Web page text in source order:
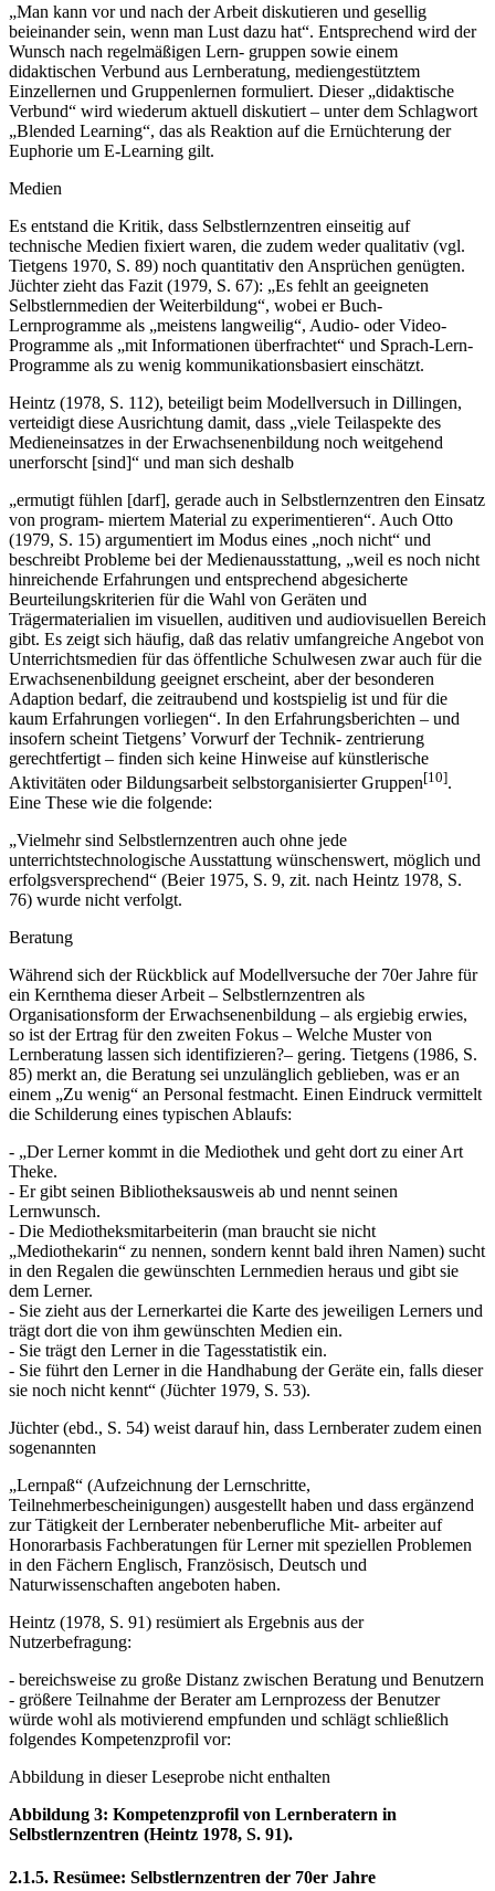
„Man kann vor und nach der Arbeit diskutieren und gesellig
beieinander sein, wenn man Lust dazu hat“. Entsprechend wird der
Wunsch nach regelmäßigen Lern- gruppen sowie einem
didaktischen Verbund aus Lernberatung, mediengestütztem
Einzellernen und Gruppenlernen formuliert. Dieser „didaktische
Verbund“ wird wiederum aktuell diskutiert – unter dem Schlagwort
„Blended Learning“, das als Reaktion auf die Ernüchterung der
Euphorie um E-Learning gilt.
Medien
Es entstand die Kritik, dass Selbstlernzentren einseitig auf
technische Medien fixiert waren, die zudem weder qualitativ (vgl.
Tietgens 1970, S. 89) noch quantitativ den Ansprüchen genügten.
Jüchter zieht das Fazit (1979, S. 67): „Es fehlt an geeigneten
Selbstlernmedien der Weiterbildung“, wobei er Buch-
Lernprogramme als „meistens langweilig“, Audio- oder Video-
Programme als „mit Informationen überfrachtet“ und Sprach-Lern-
Programme als zu wenig kommunikationsbasiert einschätzt.
Heintz (1978, S. 112), beteiligt beim Modellversuch in Dillingen,
verteidigt diese Ausrichtung damit, dass „viele Teilaspekte des
Medieneinsatzes in der Erwachsenenbildung noch weitgehend
unerforscht [sind]“ und man sich deshalb
„ermutigt fühlen [darf], gerade auch in Selbstlernzentren den Einsatz
von program- miertem Material zu experimentieren“. Auch Otto
(1979, S. 15) argumentiert im Modus eines „noch nicht“ und
beschreibt Probleme bei der Medienausstattung, „weil es noch nicht
hinreichende Erfahrungen und entsprechend abgesicherte
Beurteilungskriterien für die Wahl von Geräten und
Trägermaterialien im visuellen, auditiven und audiovisuellen Bereich
gibt. Es zeigt sich häufig, daß das relativ umfangreiche Angebot von
Unterrichtsmedien für das öffentliche Schulwesen zwar auch für die
Erwachsenenbildung geeignet erscheint, aber der besonderen
Adaption bedarf, die zeitraubend und kostspielig ist und für die
kaum Erfahrungen vorliegen“. In den Erfahrungsberichten – und
insofern scheint Tietgens’ Vorwurf der Technik- zentrierung
gerechtfertigt – finden sich keine Hinweise auf künstlerische
Aktivitäten oder Bildungsarbeit selbstorganisierter Gruppen[10].
Eine These wie die folgende:
„Vielmehr sind Selbstlernzentren auch ohne jede
unterrichtstechnologische Ausstattung wünschenswert, möglich und
erfolgsversprechend“ (Beier 1975, S. 9, zit. nach Heintz 1978, S.
76) wurde nicht verfolgt.
Beratung
Während sich der Rückblick auf Modellversuche der 70er Jahre für
ein Kernthema dieser Arbeit – Selbstlernzentren als
Organisationsform der Erwachsenenbildung – als ergiebig erwies,
so ist der Ertrag für den zweiten Fokus – Welche Muster von
Lernberatung lassen sich identifizieren?– gering. Tietgens (1986, S.
85) merkt an, die Beratung sei unzulänglich geblieben, was er an
einem „Zu wenig“ an Personal festmacht. Einen Eindruck vermittelt
die Schilderung eines typischen Ablaufs:
- „Der Lerner kommt in die Mediothek und geht dort zu einer Art
Theke.
- Er gibt seinen Bibliotheksausweis ab und nennt seinen
Lernwunsch.
- Die Mediotheksmitarbeiterin (man braucht sie nicht
„Mediothekarin“ zu nennen, sondern kennt bald ihren Namen) sucht
in den Regalen die gewünschten Lernmedien heraus und gibt sie
dem Lerner.
- Sie zieht aus der Lernerkartei die Karte des jeweiligen Lerners und
trägt dort die von ihm gewünschten Medien ein.
- Sie trägt den Lerner in die Tagesstatistik ein.
- Sie führt den Lerner in die Handhabung der Geräte ein, falls dieser
sie noch nicht kennt“ (Jüchter 1979, S. 53).
Jüchter (ebd., S. 54) weist darauf hin, dass Lernberater zudem einen
sogenannten
„Lernpaß“ (Aufzeichnung der Lernschritte,
Teilnehmerbescheinigungen) ausgestellt haben und dass ergänzend
zur Tätigkeit der Lernberater nebenberufliche Mit- arbeiter auf
Honorarbasis Fachberatungen für Lerner mit speziellen Problemen
in den Fächern Englisch, Französisch, Deutsch und
Naturwissenschaften angeboten haben.
Heintz (1978, S. 91) resümiert als Ergebnis aus der
Nutzerbefragung:
- bereichsweise zu große Distanz zwischen Beratung und Benutzern
- größere Teilnahme der Berater am Lernprozess der Benutzer
würde wohl als motivierend empfunden und schlägt schließlich
folgendes Kompetenzprofil vor:
Abbildung in dieser Leseprobe nicht enthalten
Abbildung 3: Kompetenzprofil von Lernberatern in
Selbstlernzentren (Heintz 1978, S. 91).
2.1.5. Resümee: Selbstlernzentren der 70er Jahre